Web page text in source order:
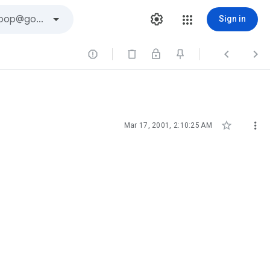
Sign in
  
Mar 17, 2001, 2:10:25 AM  